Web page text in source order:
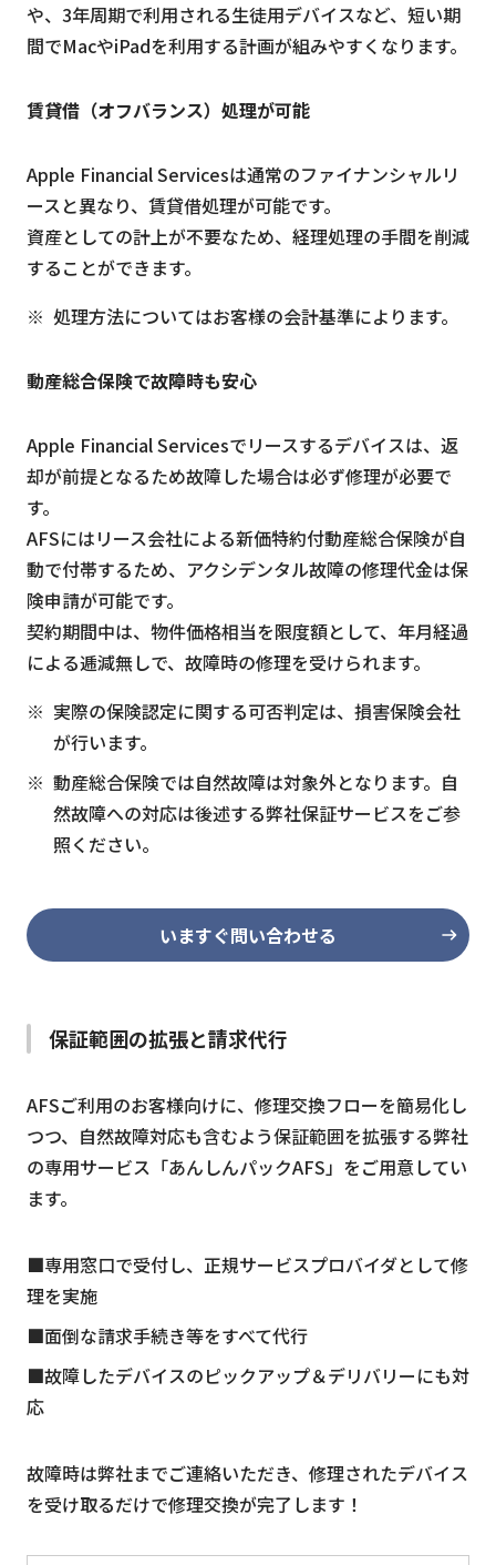
や、3年周期で利用される生徒用デバイスなど、短い期
間でMacやiPadを利用する計画が組みやすくなります。
賃貸借（オフバランス）処理が可能
Apple Financial Servicesは通常のファイナンシャルリ
ースと異なり、賃貸借処理が可能です。
資産としての計上が不要なため、経理処理の手間を削減
することができます。
処理方法についてはお客様の会計基準によります。
動産総合保険で故障時も安心
Apple Financial Servicesでリースするデバイスは、返
却が前提となるため故障した場合は必ず修理が必要で
す。
AFSにはリース会社による新価特約付動産総合保険が自
動で付帯するため、アクシデンタル故障の修理代金は保
険申請が可能です。
契約期間中は、物件価格相当を限度額として、年月経過
による逓減無しで、故障時の修理を受けられます。
実際の保険認定に関する可否判定は、損害保険会社
が行います。
動産総合保険では自然故障は対象外となります。自
然故障への対応は後述する弊社保証サービスをご参
照ください。
いますぐ問い合わせる
保証範囲の拡張と請求代行
AFSご利用のお客様向けに、修理交換フローを簡易化し
つつ、自然故障対応も含むよう保証範囲を拡張する弊社
の専用サービス「あんしんパックAFS」をご用意してい
ます。
■専用窓口で受付し、正規サービスプロバイダとして修
理を実施
■面倒な請求手続き等をすべて代行
■故障したデバイスのピックアップ＆デリバリーにも対
応
故障時は弊社までご連絡いただき、修理されたデバイス
を受け取るだけで修理交換が完了します！